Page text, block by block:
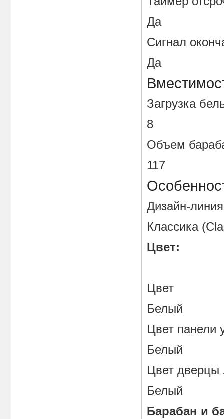
Да
Сигнал
Да
Загрузка
8
Объем
117
Дизайн-линия
Классика
Цвет:
Цвет
Белый
Цвет
Белый
Цвет
Белый
Барабан и